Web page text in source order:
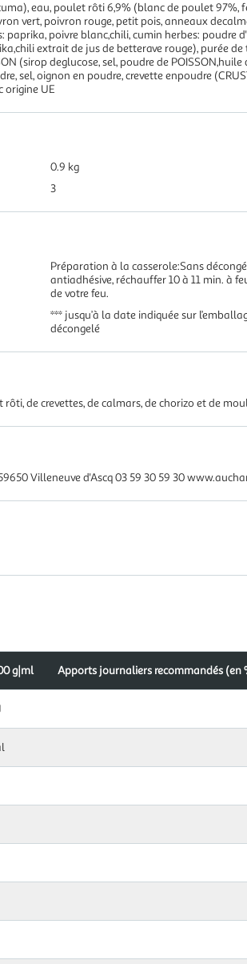
eau, poulet rôti 6,9% (blanc de poulet 97%,
vert, poivron rouge, petit pois, anneaux
paprika, poivre blanc,chili, cumin herbes:
extrait de jus de betterave rouge), purée
(sirop deglucose, sel, poudre de
sel, oignon en poudre, crevette enpoudre
origine UE
0.9 kg
3
Préparation à la casserole:Sans
antiadhésive, réchauffer 10 à 11 min. à
de votre feu.
*** jusqu’à la date indiquée sur
décongelé
de crevettes, de calmars, de chorizo et de
Villeneuve d'Ascq 03 59 30 59 30
g|ml Apports journaliers recommandés (en